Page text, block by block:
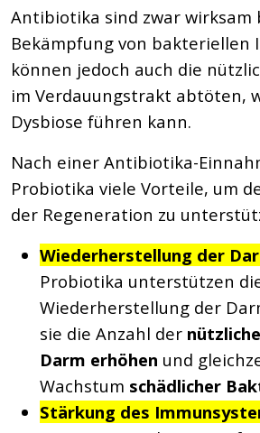
Antibiotika sind zwar wirksam
Bekämpfung von bakteriellen
können jedoch auch die
im Verdauungstrakt abtöten,
Dysbiose führen kann.
Nach einer Antibiotika-
Probiotika viele Vorteile, um
der Regeneration zu
Wiederherstellung der
Probiotika unterstützen
Wiederherstellung der
sie die Anzahl der
Darm erhöhen und
Wachstum schädlicher
Stärkung des